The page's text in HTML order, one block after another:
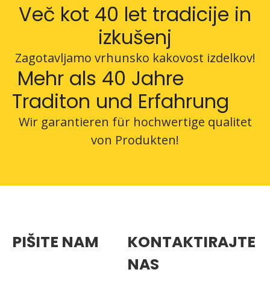
Več kot 40 let tradicije in
izkušenj
Zagotavljamo vrhunsko kakovost izdelkov!
Mehr als 40 Jahre
Traditon und Erfahrung
Wir garantieren für hochwertige qualitet
von Produkten!
PIŠITE NAM
KONTAKTIRAJTE
NAS